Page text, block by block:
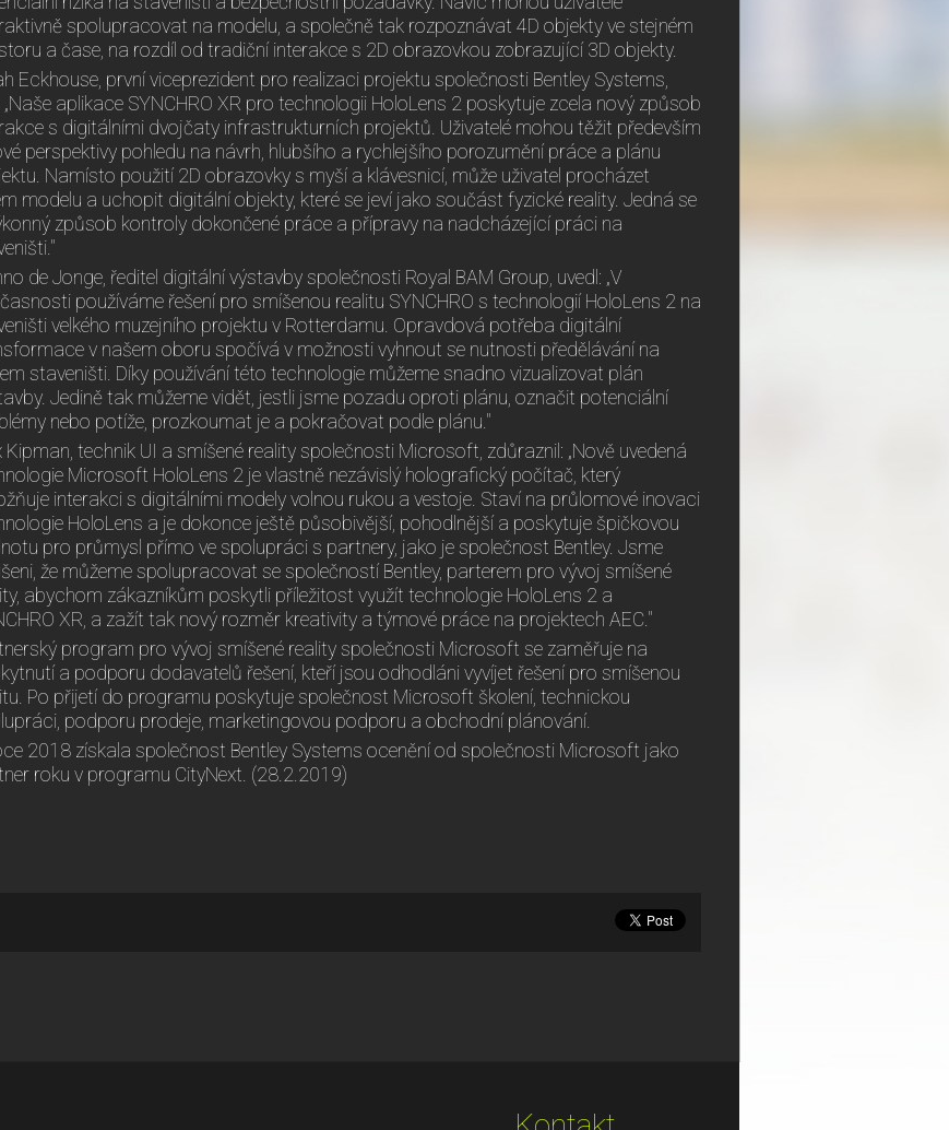
spolupracovat na modelu, a společně tak rozpoznávat 4D objekty ve stejném
a čase, na rozdíl od tradiční interakce s 2D obrazovkou zobrazující 3D objekty.
Eckhouse, první viceprezident pro realizaci projektu společnosti Bentley Systems,
„Naše aplikace SYNCHRO XR pro technologii HoloLens 2 poskytuje zcela nový způsob
s digitálními dvojčaty infrastrukturních projektů. Uživatelé mohou těžit především
perspektivy pohledu na návrh, hlubšího a rychlejšího porozumění práce a plánu
Namísto použití 2D obrazovky s myší a klávesnicí, může uživatel procházet
modelu a uchopit digitální objekty, které se jeví jako součást fyzické reality. Jedná se
způsob kontroly dokončené práce a přípravy na nadcházející práci na
de Jonge, ředitel digitální výstavby společnosti Royal BAM Group, uvedl: „V
používáme řešení pro smíšenou realitu SYNCHRO s technologií HoloLens 2 na
velkého muzejního projektu v Rotterdamu. Opravdová potřeba digitální
v našem oboru spočívá v možnosti vyhnout se nutnosti předělávání na
staveništi. Díky používání této technologie můžeme snadno vizualizovat plán
Jedině tak můžeme vidět, jestli jsme pozadu oproti plánu, označit potenciální
nebo potíže, prozkoumat je a pokračovat podle plánu."
Kipman, technik UI a smíšené reality společnosti Microsoft, zdůraznil: „Nově uvedená
Microsoft HoloLens 2 je vlastně nezávislý holografický počítač, který
interakci s digitálními modely volnou rukou a vestoje. Staví na průlomové inovaci
HoloLens a je dokonce ještě působivější, pohodlnější a poskytuje špičkovou
pro průmysl přímo ve spolupráci s partnery, jako je společnost Bentley. Jsme
že můžeme spolupracovat se společností Bentley, parterem pro vývoj smíšené
abychom zákazníkům poskytli příležitost využít technologie HoloLens 2 a
XR, a zažít tak nový rozměr kreativity a týmové práce na projektech AEC."
program pro vývoj smíšené reality společnosti Microsoft se zaměřuje na
a podporu dodavatelů řešení, kteří jsou odhodláni vyvíjet řešení pro smíšenou
Po přijetí do programu poskytuje společnost Microsoft školení, technickou
podporu prodeje, marketingovou podporu a obchodní plánování.
2018 získala společnost Bentley Systems ocenění od společnosti Microsoft jako
roku v programu CityNext. (28.2.2019)